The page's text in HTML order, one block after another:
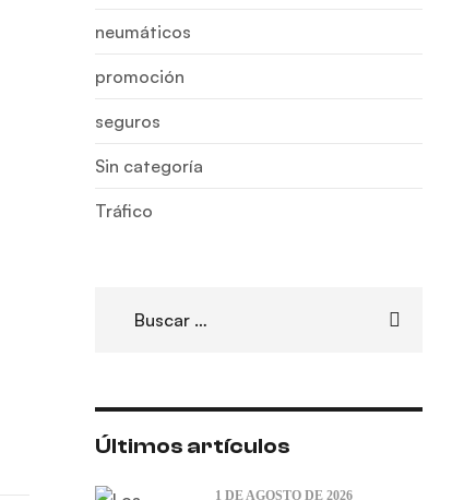
neumáticos
promoción
seguros
Sin categoría
Tráfico
Últimos artículos
1 DE AGOSTO DE 2026